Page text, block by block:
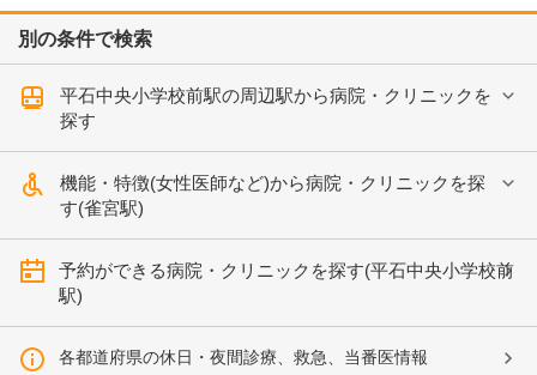
別の条件で検索
平石中央小学校前駅の周辺駅から病院・クリニックを
探す
機能・特徴(女性医師など)から病院・クリニックを探
す(雀宮駅)
予約ができる病院・クリニックを探す(平石中央小学校前
駅)
各都道府県の休日・夜間診療、救急、当番医情報